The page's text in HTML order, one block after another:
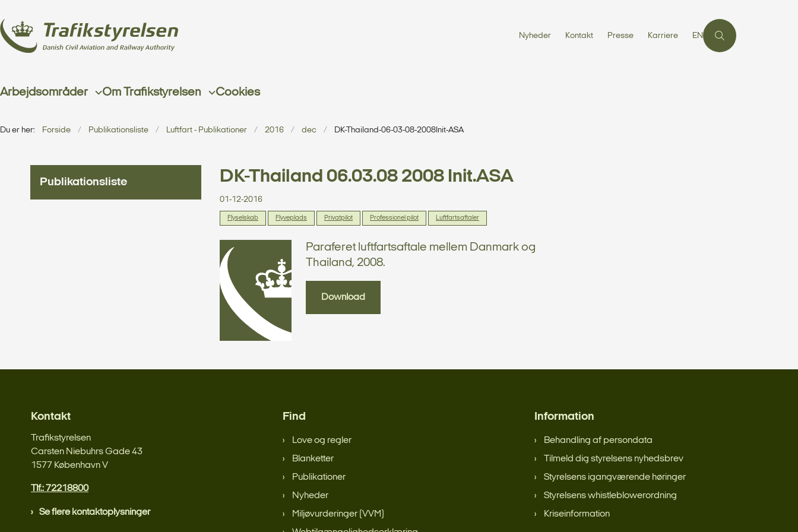
Nyheder Kontakt Presse Karriere EN
Arbejdsområder Om Trafikstyrelsen Cookies
Du er her: Forside Publikationsliste Luftfart - Publikationer 2016 dec DK-Thailand-06-03-08-2008Init-ASA
Publikationsliste DK-Thailand 06.03.08 2008 Init.ASA
01-12-2016
Flyselskab Flyveplads Privatpilot Professionel pilot Luftfartsaftaler
Paraferet luftfartsaftale mellem Danmark og
Thailand, 2008.
Download
Kontakt
Trafikstyrelsen
Carsten Niebuhrs Gade 43
1577 København V
Tlf.: 72218800
Se flere kontaktoplysninger
Find
Love og regler
Blanketter
Publikationer
Nyheder
Miljøvurderinger (VVM)
Information
Behandling af persondata
Tilmeld dig styrelsens nyhedsbrev
Styrelsens igangværende høringer
Styrelsens whistleblowerordning
Kriseinformation